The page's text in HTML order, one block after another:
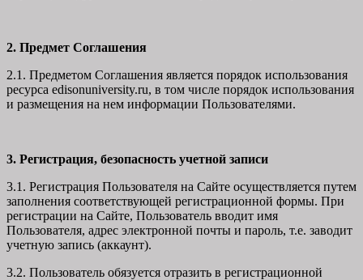
2. Предмет Соглашения
2.1. Предметом Соглашения является порядок использования
ресурса edisonuniversity.ru, в том числе порядок использования
и размещения на нем информации Пользователями.
3. Регистрация, безопасность учетной записи
3.1. Регистрация Пользователя на Сайте осуществляется путем
заполнения соответствующей регистрационной формы. При
регистрации на Сайте, Пользователь вводит имя
Пользователя, адрес электронной почты и пароль, т.е. заводит
учетную запись (аккаунт).
3.2. Пользователь обязуется отразить в регистрационной